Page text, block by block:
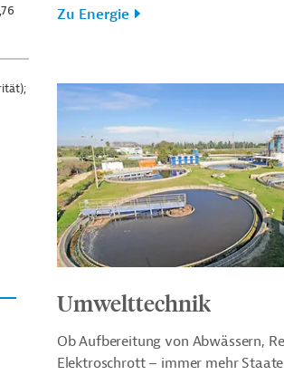
Zu Energie
Umwelttechnik
Ob Aufbereitung von Abwässern,
Elektroschrott – immer mehr